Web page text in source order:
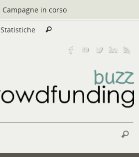
Campagne in corso
Statistiche Cerca
Cerca